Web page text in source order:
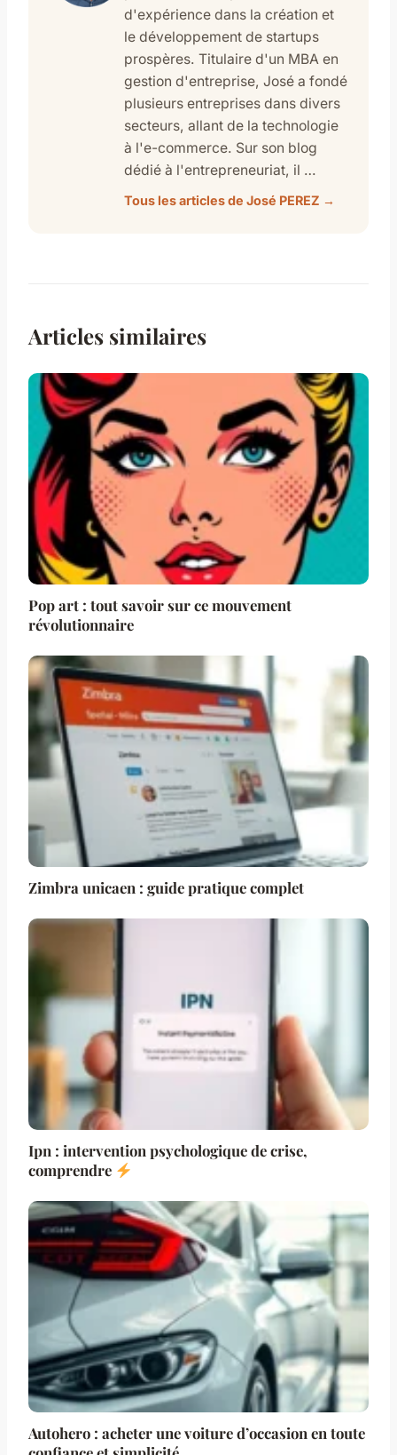
d'expérience dans la création et
le développement de startups
prospères. Titulaire d'un MBA en
gestion d'entreprise, José a fondé
plusieurs entreprises dans divers
secteurs, allant de la technologie
à l'e-commerce. Sur son blog
dédié à l'entrepreneuriat, il …
Tous les articles de José PEREZ →
Articles similaires
Pop art : tout savoir sur ce mouvement
révolutionnaire
Zimbra unicaen : guide pratique complet
Ipn : intervention psychologique de crise,
comprendre
Autohero : acheter une voiture d’occasion en toute